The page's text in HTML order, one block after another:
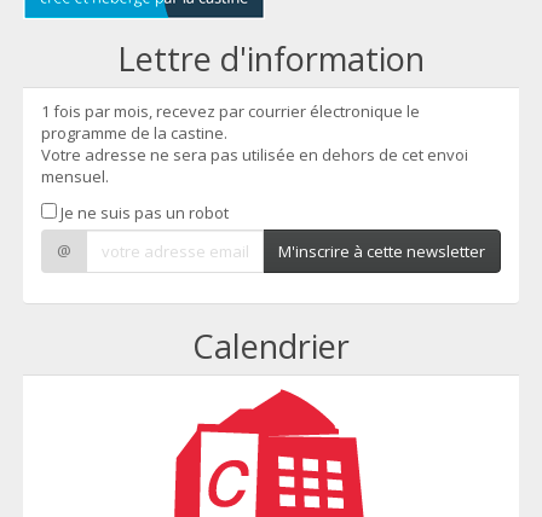
Lettre d'information
1 fois par mois, recevez par courrier électronique le
programme de la castine.
Votre adresse ne sera pas utilisée en dehors de cet envoi
mensuel.
Je ne suis pas un robot
@
M'inscrire à cette newsletter
Calendrier